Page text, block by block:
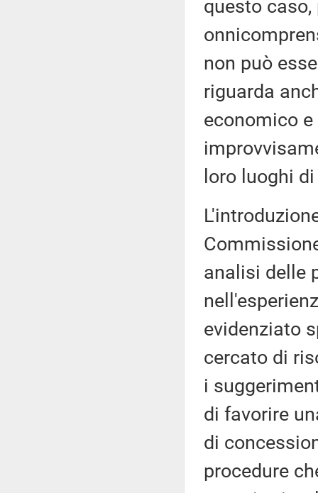
questo
non può
riguarda
economico
loro luoghi
analisi delle
evidenziato
cercato di
i
di favorire
di
procedure